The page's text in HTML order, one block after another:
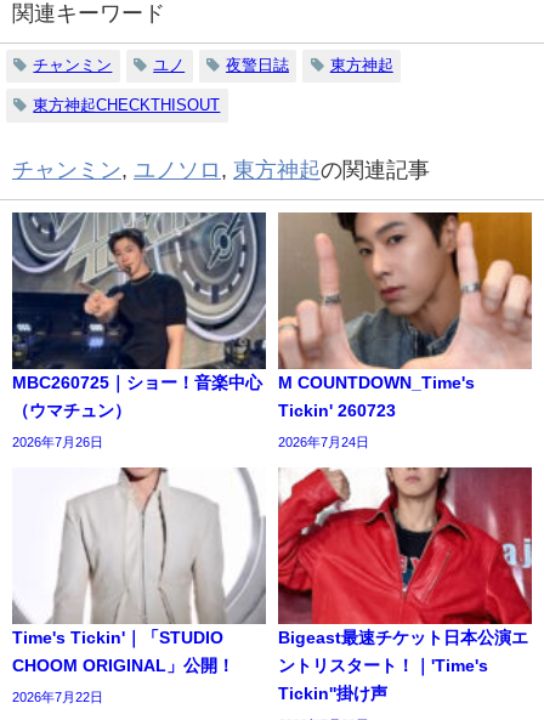
関連キーワード
チャンミン ユノ 夜警日誌 東方神起
東方神起CHECKTHISOUT
チャンミン, ユノソロ , 東方神起の関連記事
MBC260725｜ショー！音楽中心
（ウマチュン）
2026年7月26日
M COUNTDOWN_Time's
Tickin' 260723
2026年7月24日
Time's Tickin'｜「STUDIO
CHOOM ORIGINAL」公開！
2026年7月22日
Bigeast最速チケット日本公演エ
ントリスタート！｜'Time's
Tickin''掛け声